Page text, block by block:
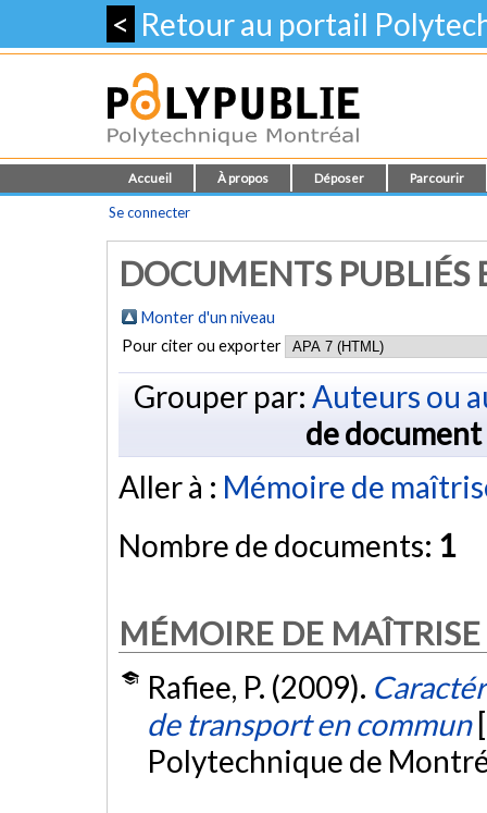
< Retour au portail
Accueil À propos Déposer Parcourir
Se connecter
DOCUMENTS PUBLIÉS
Monter d'un niveau
Pour citer ou exporter
Grouper par: Auteurs ou
de document
Aller à : Mémoire de
Nombre de documents: 1
MÉMOIRE DE MAÎTRISE
Rafiee, P. (2009).
de transport en commun
Polytechnique de